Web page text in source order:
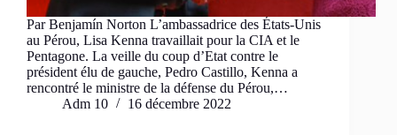
Par Benjamín Norton L’ambassadrice des États-Unis
au Pérou, Lisa Kenna travaillait pour la CIA et le
Pentagone. La veille du coup d’Etat contre le
président élu de gauche, Pedro Castillo, Kenna a
rencontré le ministre de la défense du Pérou,…
Adm 10
16 décembre 2022